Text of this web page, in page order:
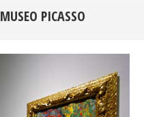
MUSEO PICASSO